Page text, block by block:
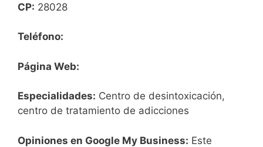
CP: 28028
Teléfono:
Página Web:
Especialidades: Centro de desintoxicación,
centro de tratamiento de adicciones
Opiniones en Google My Business: Este